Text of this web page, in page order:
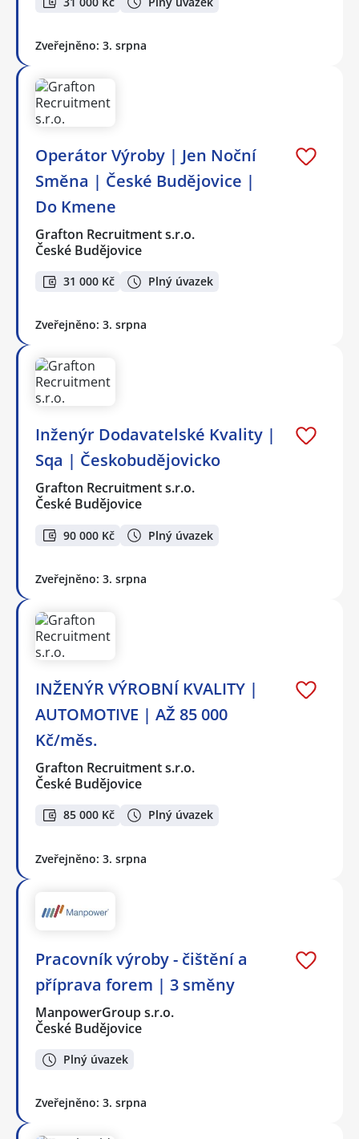
Zveřejněno: 3. srpna
Operátor Výroby | Jen Noční
Směna | České Budějovice |
Do Kmene
Grafton Recruitment s.r.o.
České Budějovice
31 000 Kč Plný úvazek
Zveřejněno: 3. srpna
Inženýr Dodavatelské Kvality |
Sqa | Českobudějovicko
Grafton Recruitment s.r.o.
České Budějovice
90 000 Kč Plný úvazek
Zveřejněno: 3. srpna
INŽENÝR VÝROBNÍ KVALITY |
AUTOMOTIVE | AŽ 85 000
Kč/měs.
Grafton Recruitment s.r.o.
České Budějovice
85 000 Kč Plný úvazek
Zveřejněno: 3. srpna
Pracovník výroby - čištění a
příprava forem | 3 směny
ManpowerGroup s.r.o.
České Budějovice
Plný úvazek
Zveřejněno: 3. srpna